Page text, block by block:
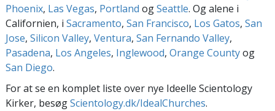
Phoenix, Las Vegas, Portland ogSeattle. Og alene i
Californien, i Sacramento, San Francisco, Los Gatos, San
Jose, Silicon Valley, Ventura, San Fernando Valley,
Pasadena, Los Angeles, Inglewood, Orange Countyog
San Diego.
For at se en komplet liste over nye Ideelle Scientology
Kirker, besøgScientology.dk/IdealChurches.